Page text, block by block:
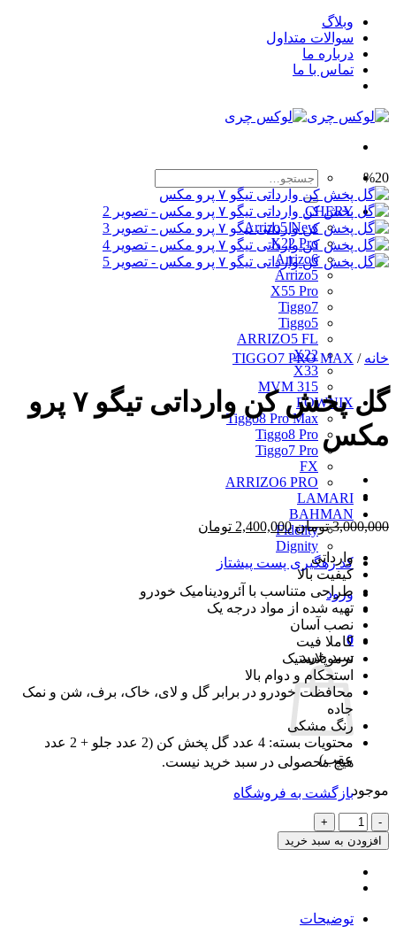
Skip
content
وبلاگ
سوالات متداول
درباره ما
تماس با ما
جستجو
برای:
CHERY
Arrizo5 New
X22 Pro
Arrizo6
Arrizo5
X55 Pro
Tiggo7
Tiggo5
ARRIZO5 FL
X22
X33
MVM 315
FOWNIX
Tiggo8 Pro Max
Tiggo8 Pro
Tiggo7 Pro
FX
ARRIZO6 PRO
LAMARI
BAHMAN
Fidelity
Dignity
کد رهگیری پست پیشتاز
ورود
0
سبد خرید
هیچ محصولی در سبد خرید نیست.
بازگشت به فروشگاه
%20
خانه /
TIGGO7 PRO MAX
گل پخش کن وارداتی تیگو ۷ پرو
مکس
3,000,000 تومانقیمت
اصلی
3,000,000 تومان
بود.
2,400,000 تومان
وارداتی
کیفیت بالا
طراحی متناسب با آئرودینامیک خودرو
تهیه شده از مواد درجه یک
نصب آسان
کاملا فیت
ترموپلاستیک
استحکام و دوام بالا
محافظت خودرو در برابر گل و لای، خاک، برف، شن و نمک
جاده
رنگ مشکی
محتویات بسته: 4 عدد گل پخش کن (2 عدد جلو + 2 عدد
عقب)
موجود
گل
پخش
کن
وارداتی
تیگو
پرو
افزودن به سبد خرید
توضیحات